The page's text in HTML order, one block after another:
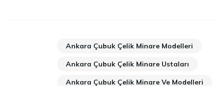
Ankara Çubuk Çelik Minare Modelleri
Ankara Çubuk Çelik Minare Ustaları
Ankara Çubuk Çelik Minare Ve Modelleri